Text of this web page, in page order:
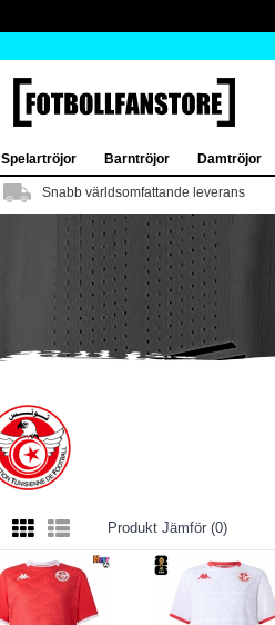
Spelartröjor Barntröjor Damtröjor
Snabb världsomfattande leverans
Produkt Jämför (0)